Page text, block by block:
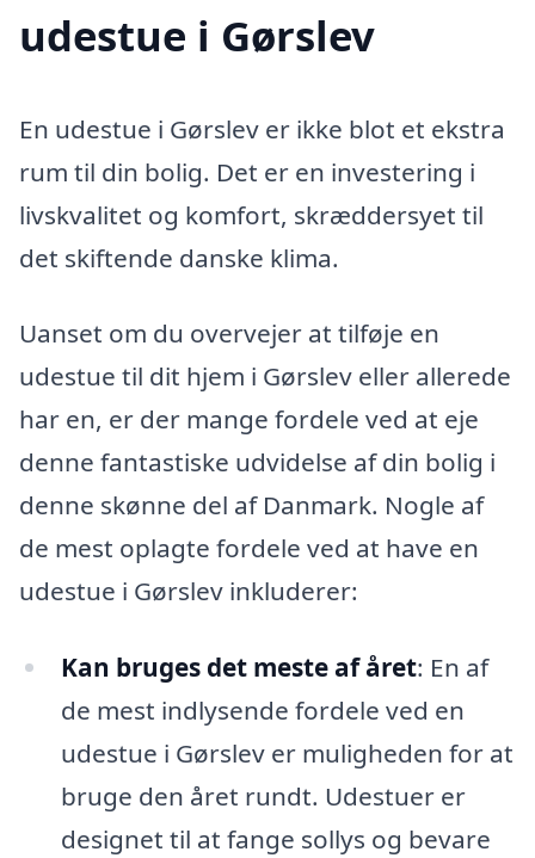
udestue i Gørslev
En udestue i Gørslev er ikke blot et ekstra
rum til din bolig. Det er en investering i
livskvalitet og komfort, skræddersyet til
det skiftende danske klima.
Uanset om du overvejer at tilføje en
udestue til dit hjem i Gørslev eller allerede
har en, er der mange fordele ved at eje
denne fantastiske udvidelse af din bolig i
denne skønne del af Danmark. Nogle af
de mest oplagte fordele ved at have en
udestue i Gørslev inkluderer:
Kan bruges det meste af året: En af
de mest indlysende fordele ved en
udestue i Gørslev er muligheden for at
bruge den året rundt. Udestuer er
designet til at fange sollys og bevare